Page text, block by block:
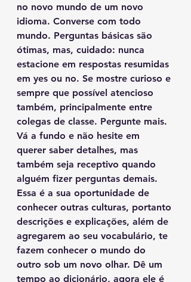
no novo mundo de um novo
idioma. Converse com todo
mundo. Perguntas básicas são
ótimas, mas, cuidado: nunca
estacione em respostas resumidas
em yes ou no. Se mostre curioso e
sempre que possível atencioso
também, principalmente entre
colegas de classe. Pergunte mais.
Vá a fundo e não hesite em
querer saber detalhes, mas
também seja receptivo quando
alguém fizer perguntas demais.
Essa é a sua oportunidade de
conhecer outras culturas, portanto
descrições e explicações, além de
agregarem ao seu vocabulário, te
fazem conhecer o mundo do
outro sob um novo olhar. Dê um
tempo ao dicionário, agora ele é